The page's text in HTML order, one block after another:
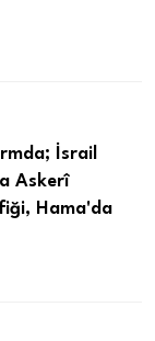
İsrail
Askerî
Hama'da